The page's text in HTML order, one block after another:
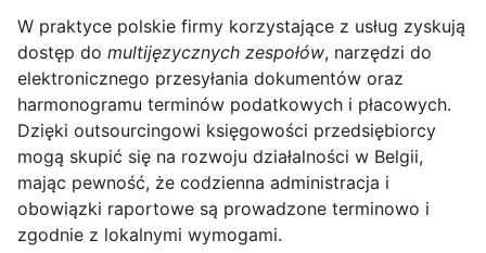
W praktyce polskie firmy korzystające z usług zyskują
dostęp do multijęzycznych zespołów, narzędzi do
elektronicznego przesyłania dokumentów oraz
harmonogramu terminów podatkowych i płacowych.
Dzięki outsourcingowi księgowości przedsiębiorcy
mogą skupić się na rozwoju działalności w Belgii,
mając pewność, że codzienna administracja i
obowiązki raportowe są prowadzone terminowo i
zgodnie z lokalnymi wymogami.